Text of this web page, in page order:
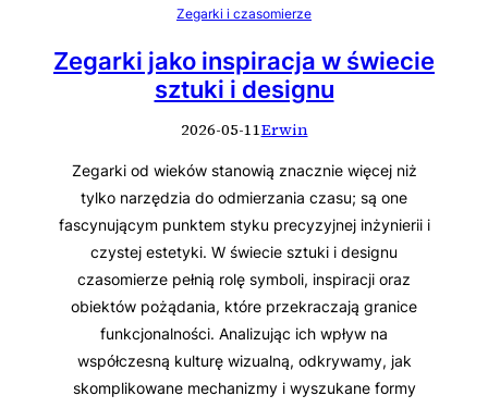
Zegarki i czasomierze
Zegarki jako inspiracja w świecie
sztuki i designu
2026-05-11Erwin
Zegarki od wieków stanowią znacznie więcej niż
tylko narzędzia do odmierzania czasu; są one
fascynującym punktem styku precyzyjnej inżynierii i
czystej estetyki. W świecie sztuki i designu
czasomierze pełnią rolę symboli, inspiracji oraz
obiektów pożądania, które przekraczają granice
funkcjonalności. Analizując ich wpływ na
współczesną kulturę wizualną, odkrywamy, jak
skomplikowane mechanizmy i wyszukane formy